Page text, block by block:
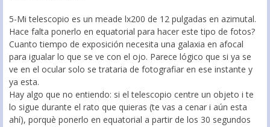
5-Mi telescopio es un meade lx200 de 12 pulgadas en azimutal.
Hace falta ponerlo en equatorial para hacer este tipo de fotos?
Cuanto tiempo de exposición necesita una galaxia en afocal
para igualar lo que se ve con el ojo. Parece lógico que si ya se
ve en el ocular solo se trataria de fotografiar en ese instante y
ya esta.
Hay algo que no entiendo: si el telescopio centre un objeto i te
lo sigue durante el rato que quieras (te vas a cenar i aún esta
ahí), porquè ponerlo en equatorial a partir de los 30 segundos